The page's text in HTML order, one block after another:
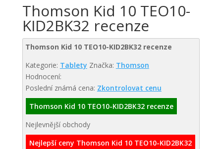
Thomson Kid 10 TEO10-
KID2BK32 recenze
Thomson Kid 10 TEO10-KID2BK32 recenze
Kategorie: Tablety Značka: Thomson
Hodnocení:
Poslední známá cena: Zkontrolovat cenu
Thomson Kid 10 TEO10-KID2BK32 recenze
Nejlevnější obchody
Nejlepší ceny Thomson Kid 10 TEO10-KID2BK32